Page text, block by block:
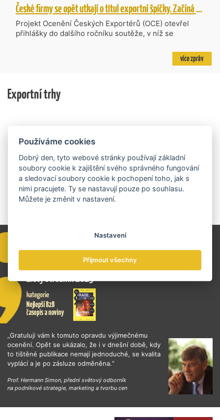
Technologie, do které bylo podáno 318 návrhů
projektů požadujících dotaci o celkovém objemu 4,27
mld. Kč. Částkou 630 mil. Kč bude podpořeno čtyřicet
nejlépe hodnocených projektů zaměřených na
výzkum v oblasti umělé inteligence a její aplikace do
podnikových procesů a do vývoje nových produktů na
na přípravě rozpočtu na rok 2027.
České firmy se opět utkají o titul exportní špičky. Začíná další ročník Ocenění Českých Exportérů
Projekt Ocenění Českých Exportérů (OCE) otevřel
přihlášky do dalšího ročníku soutěže, v níž se
Projekt dlouhodobě vyzdvihuje, podporuje a oceňuje
podniky, které úspěšně prosazují své produkty a
ekonomické výsledky, ale také silný podnikatelský
příběh.
více zpráv
Exportní trhy
„Gratuluji vám k tomuto opravdu výjimečnému
ocenění. Opět se ukázalo, že i v dnešní době, kdy
to tištěné publikace nemají jednoduché, se kvalita
vyplácí a je po zásluze odměněna.“
Prof. Hermann Simon, přední světový odborník
na podnikové strategie, marketing a tvorbu cen
Používáme cookies
Dobrý den, tyto webové stránky používají základní
soubory cookie k zajištění svého správného fungování
a sledovací soubory cookie k pochopení toho, jak s
nimi pracujete. Ty se nastavují pouze po souhlasu.
Můžete je změnit v nastavení.
Nastavení
Přijmout všechny